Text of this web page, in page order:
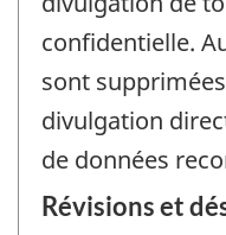
confidentielle.
sont
divulgation
de données
Révisions et